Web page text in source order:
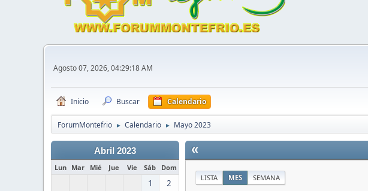
Agosto 07, 2026, 04:29:18 AM
Inicio Buscar Calendario
ForumMontefrio ► Calendario ► Mayo 2023
Abril 2023
Lun Mar Mié Jue Vie Sáb Dom
1
2
«
LISTA MES SEMANA